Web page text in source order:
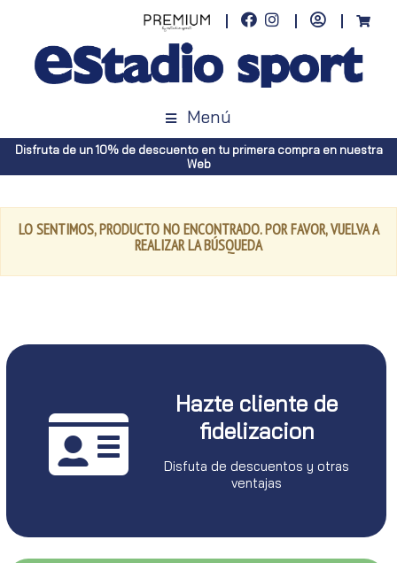
Menú
Disfruta de un 10% de descuento en tu primera compra en nuestra
Web
LO SENTIMOS, PRODUCTO NO ENCONTRADO. POR FAVOR, VUELVA A
REALIZAR LA BÚSQUEDA
Hazte cliente de
fidelizacion
Disfuta de descuentos y otras
ventajas